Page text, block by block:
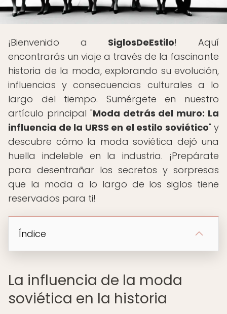
¡Bienvenido a SiglosDeEstilo! Aquí
encontrarás un viaje a través de la fascinante
historia de la moda, explorando su evolución,
influencias y consecuencias culturales a lo
largo del tiempo. Sumérgete en nuestro
artículo principal "Moda detrás del muro: La
influencia de la URSS en el estilo soviético" y
descubre cómo la moda soviética dejó una
huella indeleble en la industria. ¡Prepárate
para desentrañar los secretos y sorpresas
que la moda a lo largo de los siglos tiene
reservados para ti!
Índice
La influencia de la moda
soviética en la historia